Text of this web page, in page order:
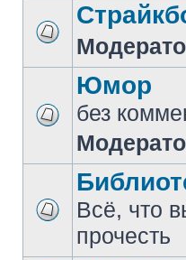
Юмор
без
Всё, что
прочесть